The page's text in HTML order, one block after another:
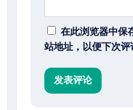
在此浏览器中保
站地址，以便下次评